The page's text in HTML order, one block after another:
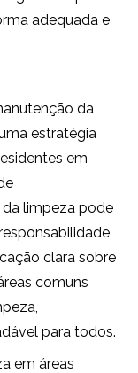
adequada e
da
estratégia
em
limpeza pode
clara sobre
comuns
para todos.
em áreas